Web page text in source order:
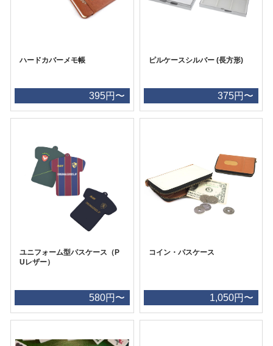
ハードカバーメモ帳
395円〜
ピルケースシルバー (長方形)
375円〜
ユニフォーム型パスケース（P
Uレザー）
580円〜
コイン・パスケース
1,050円〜